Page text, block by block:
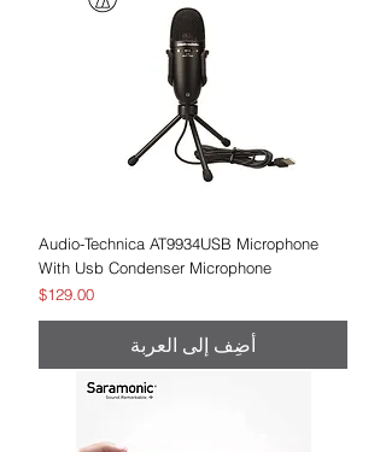
Audio-Technica AT9934USB Microphone
With Usb Condenser Microphone
السعر
$129.00
أضِف إلى العربة